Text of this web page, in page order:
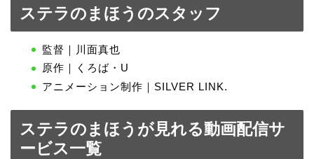
ステラのまほうのスタッフ
監督｜川面真也
原作｜くろば・U
アニメーション制作｜SILVER LINK.
ステラのまほうが見れる動画配信サ
ービス一覧